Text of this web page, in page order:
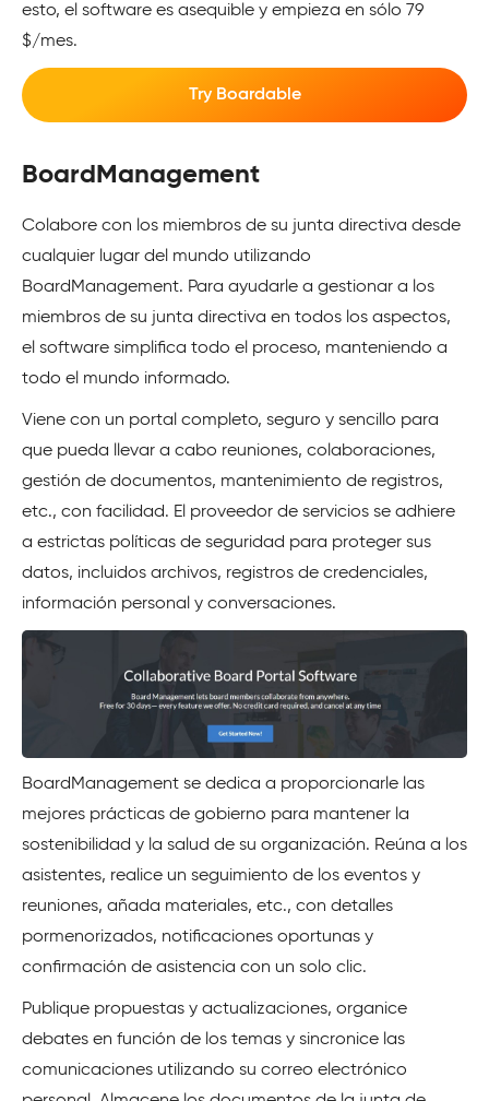
esto, el software es asequible y empieza en sólo 79
$/mes.
Try Boardable
BoardManagement
Colabore con los miembros de su junta directiva desde
cualquier lugar del mundo utilizando
BoardManagement. Para ayudarle a gestionar a los
miembros de su junta directiva en todos los aspectos,
el software simplifica todo el proceso, manteniendo a
todo el mundo informado.
Viene con un portal completo, seguro y sencillo para
que pueda llevar a cabo reuniones, colaboraciones,
gestión de documentos, mantenimiento de registros,
etc., con facilidad. El proveedor de servicios se adhiere
a estrictas políticas de seguridad para proteger sus
datos, incluidos archivos, registros de credenciales,
información personal y conversaciones.
BoardManagement se dedica a proporcionarle las
mejores prácticas de gobierno para mantener la
sostenibilidad y la salud de su organización. Reúna a los
asistentes, realice un seguimiento de los eventos y
reuniones, añada materiales, etc., con detalles
pormenorizados, notificaciones oportunas y
confirmación de asistencia con un solo clic.
Publique propuestas y actualizaciones, organice
debates en función de los temas y sincronice las
comunicaciones utilizando su correo electrónico